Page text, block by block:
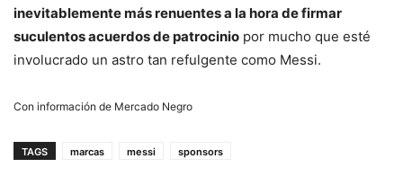
inevitablemente más renuentes a la hora de firmar
suculentos acuerdos de patrocinio por mucho que esté
involucrado un astro tan refulgente como Messi.
Con información de Mercado Negro
TAGS marcas messi sponsors